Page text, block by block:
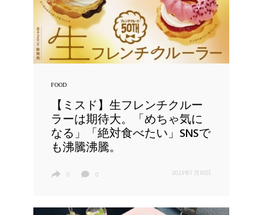
FOOD
【ミスド】生フレンチクルー
ラーは期待大。「めちゃ気に
なる」「絶対食べたい」SNSで
も沸騰沸騰。
0 0 2023年7月30日